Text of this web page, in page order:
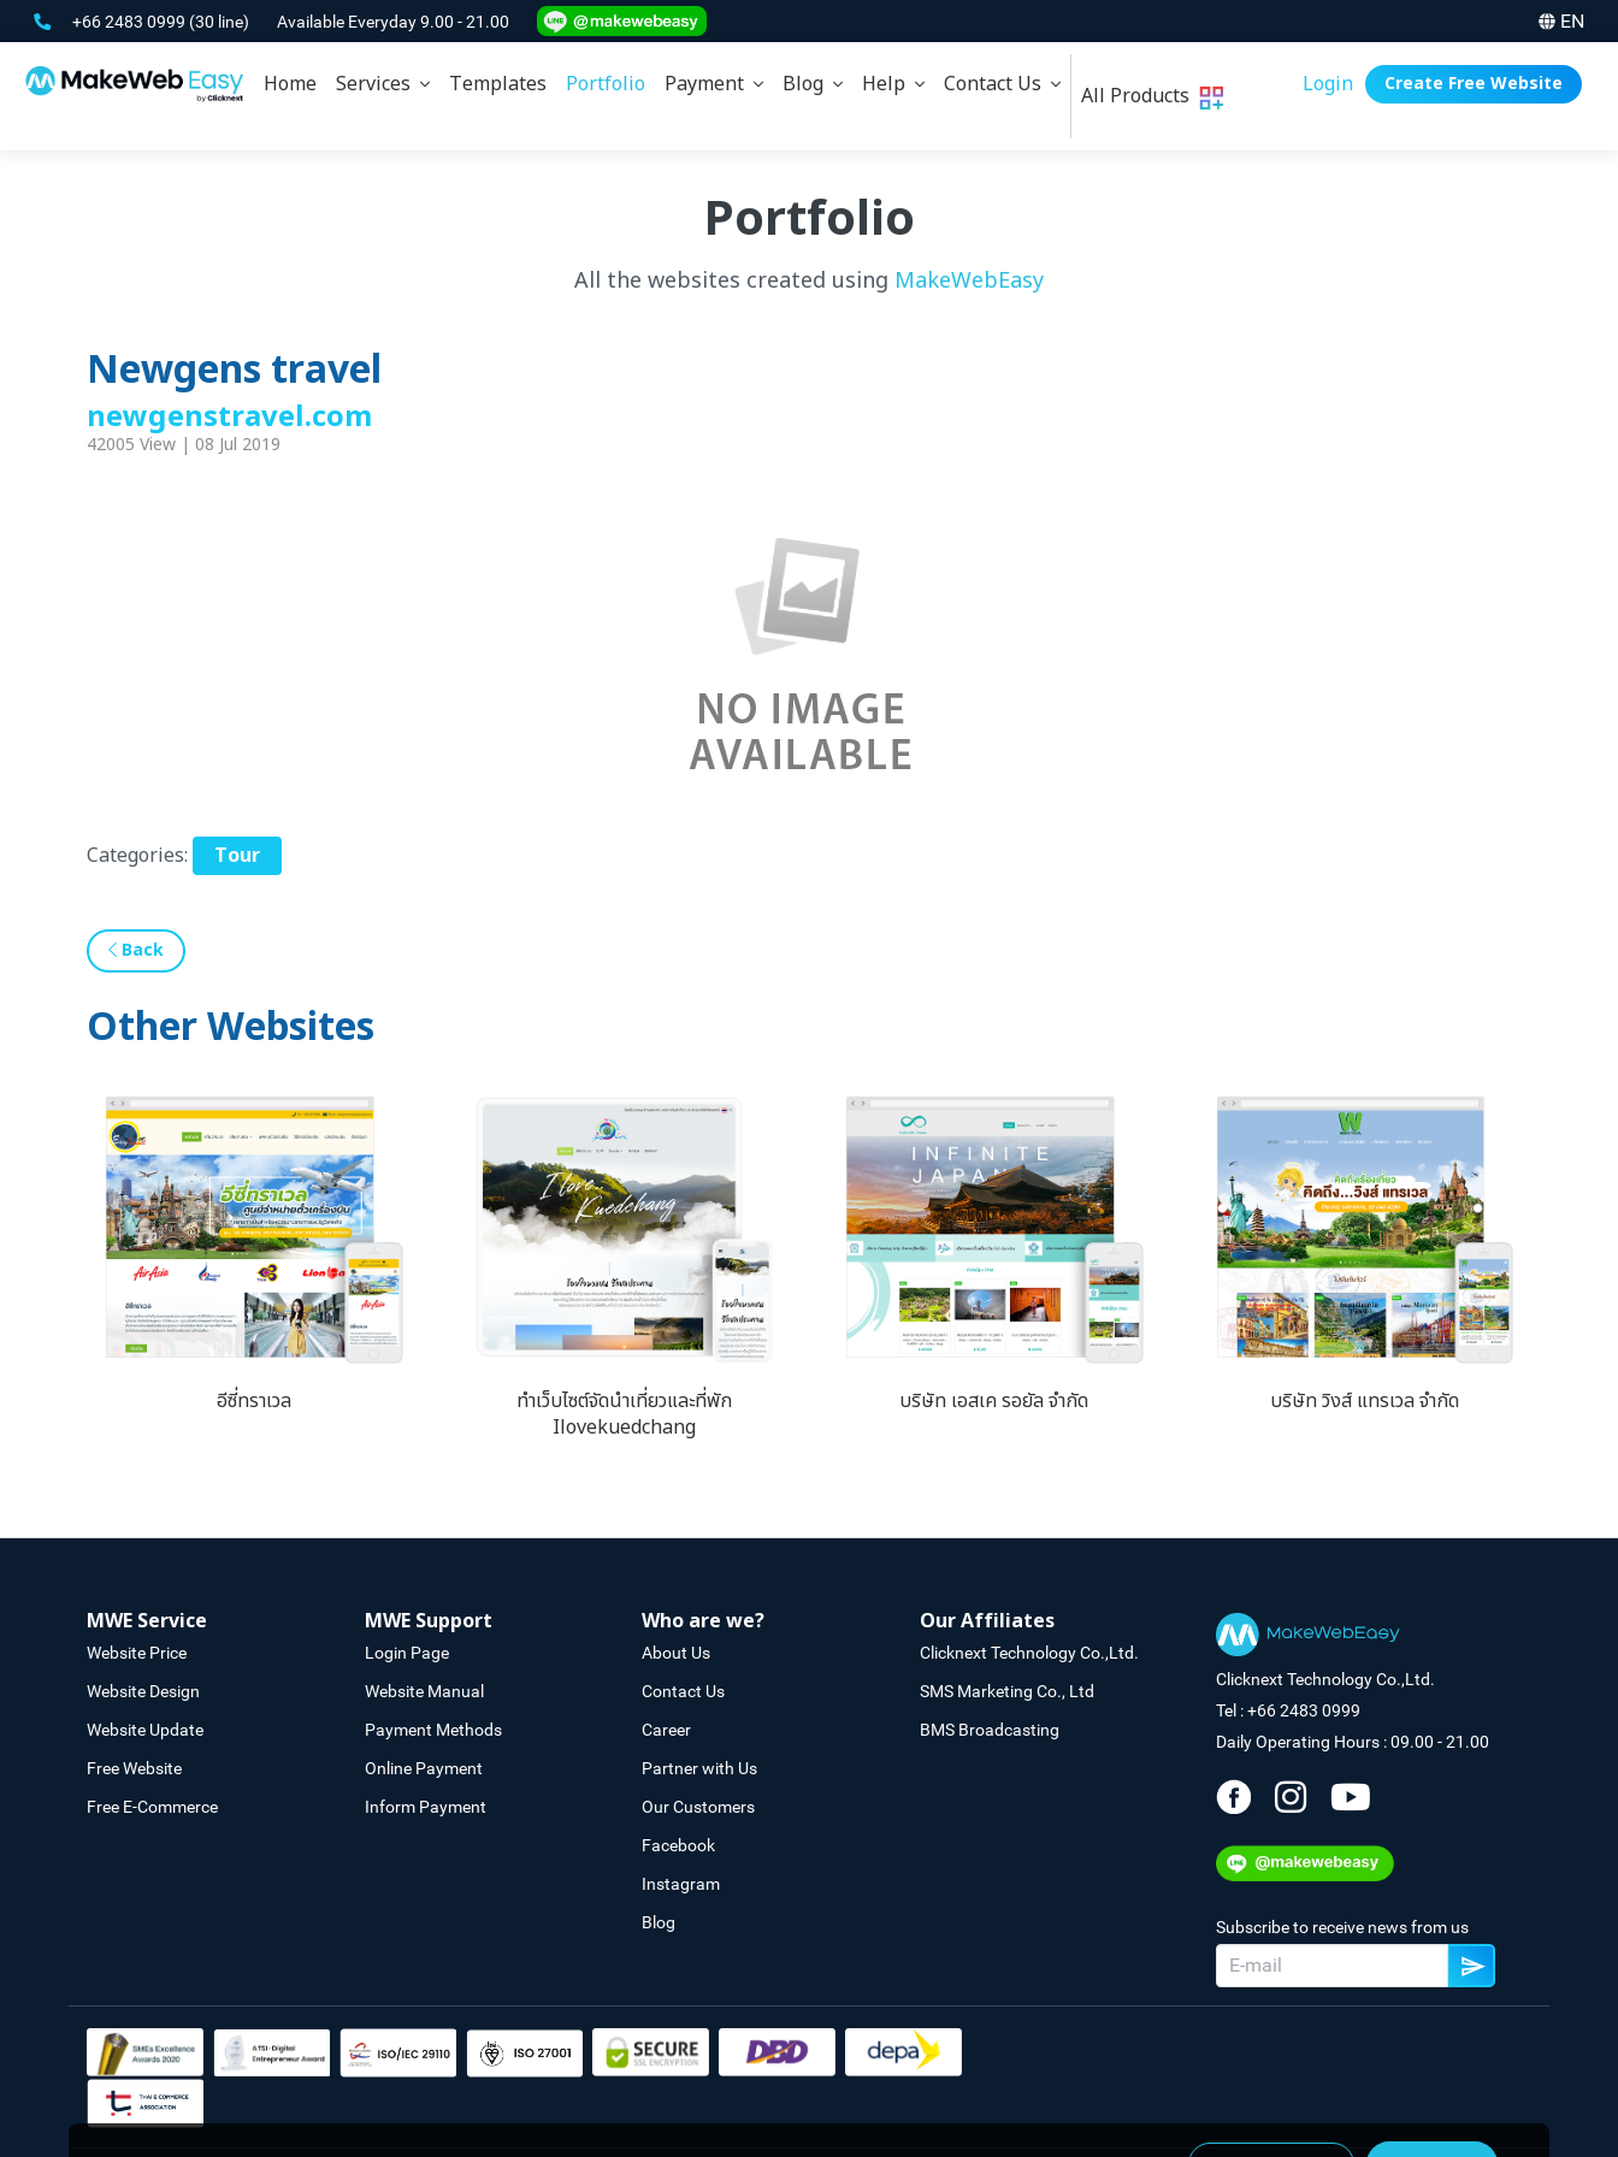
+66 2483 0999 (30 line) Available Everyday 9.00 - 21.00 EN
Home Services Templates Portfolio Payment Blog Help Contact Us All Products Login Create Free Website
Portfolio
All the websites created using MakeWebEasy
Newgens travel
newgenstravel.com
42005 View | 08 Jul 2019
Categories: Tour
Back
Other Websites
อีซี่ทราเวล
ทำเว็บไซต์จัดนำเที่ยวและที่พัก
Ilovekuedchang
บริษัท เอสเค รอยัล จำกัด บริษัท วิงส์ แทรเวล จำกัด
MWE Service
Website Price
Website Design
Website Update
Free Website
Free E-Commerce
MWE Support
Login Page
Website Manual
Payment Methods
Online Payment
Inform Payment
Who are we?
About Us
Contact Us
Career
Partner with Us
Our Customers
Facebook
Instagram
Blog
Our Affiliates
Clicknext Technology Co.,Ltd.
SMS Marketing Co., Ltd
BMS Broadcasting
Clicknext Technology Co.,Ltd.
Tel : +66 2483 0999
Daily Operating Hours : 09.00 - 21.00
Subscribe to receive news from us